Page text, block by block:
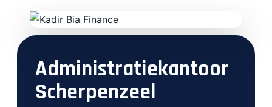
Administratiekantoor
Scherpenzeel